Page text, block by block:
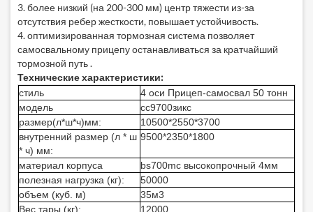
3. более низкий (на 200-300 мм) центр тяжести из-за
отсутствия ребер жесткости, повышает устойчивость.
4. оптимизированная тормозная система позволяет
самосвальному прицепу останавливаться за кратчайший
тормозной путь .
Технические характеристики:
стиль 4 оси Прицеп-самосвал 50 тонн
модель
сс9700зикс
размер(л*ш*ч)мм:
10500*2550*3700
внутренний размер (л * ш
* ч) мм:
9500*2350*1800
материал корпуса
bs700mc высокопрочный 4мм
полезная нагрузка (кг):
50000
объем (куб. м)
35м3
Вес тары (кг):
12000